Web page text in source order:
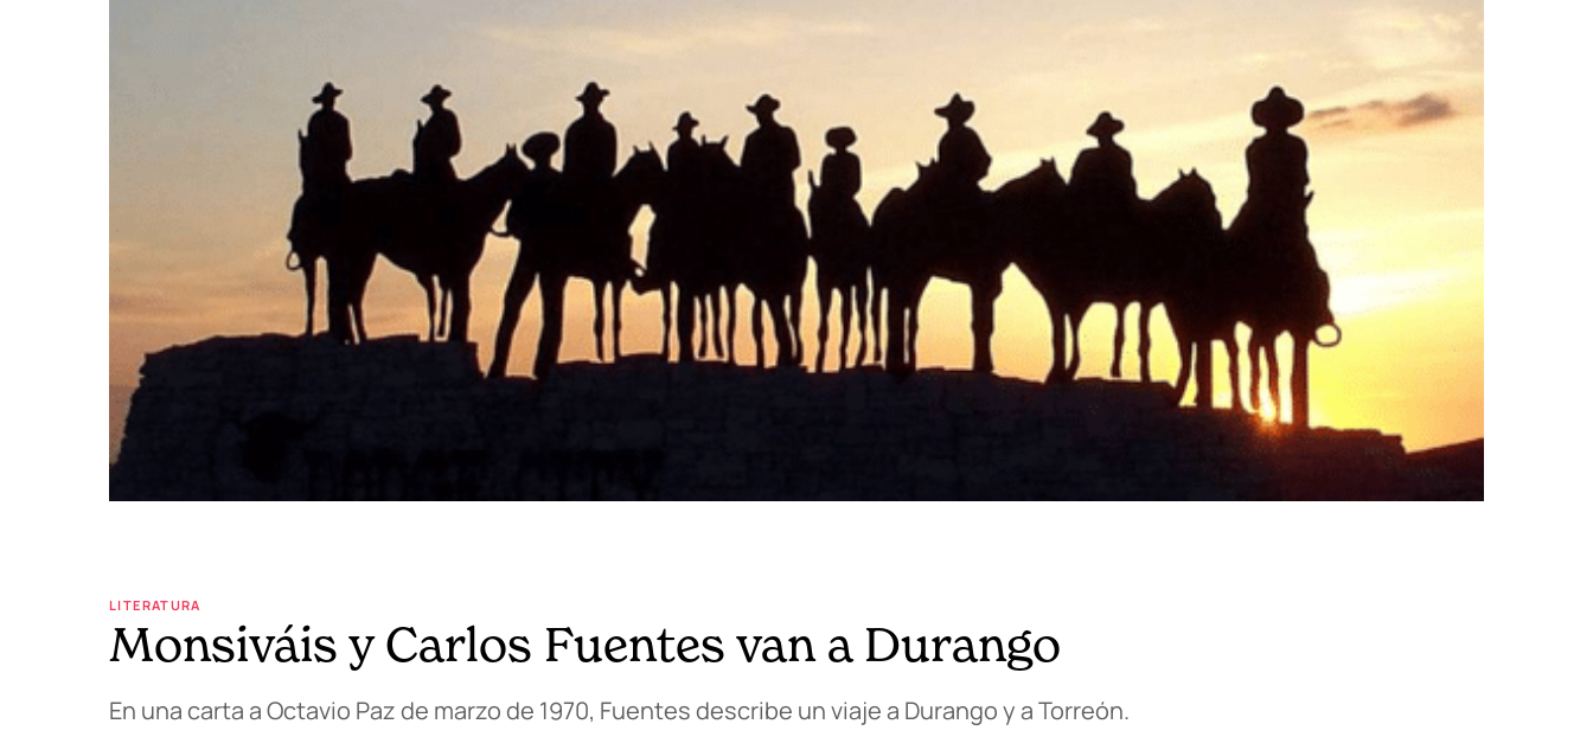
LITERATURA
Monsiváis y Carlos Fuentes van a Durango
En una carta a Octavio Paz de marzo de 1970, Fuentes describe un viaje a Durango y a Torreón.